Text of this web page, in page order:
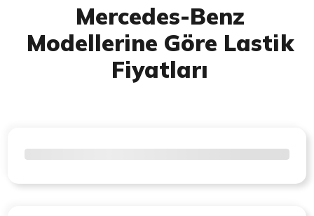
Mercedes-Benz
Modellerine Göre Lastik
Fiyatları